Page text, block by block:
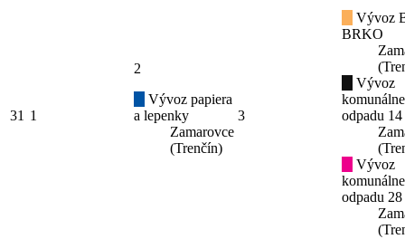
31 1
2
Vývoz papiera
a lepenky
Zamarovce
(Trenčín)
3
Vývoz
BRKO
Vývoz
odpadu
Vývoz
odpadu